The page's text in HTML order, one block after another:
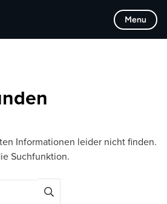
Menu
Informationen leider nicht finden.
Suchfunktion.